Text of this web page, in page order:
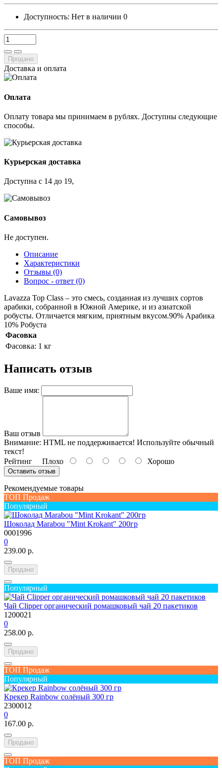
Доступность: Нет в наличии 0
Продано
Доставка и оплата
Оплата
Оплату товара мы принимаем в рублях. Доступны следующие
способы.
Курьерская доставка
Доступна с 14 до 19,
Самовывоз
Не доступен.
Описание
Характеристики
Отзывы (0)
Вопрос - ответ (0)
Lavazza Top Class – это смесь, созданная из лучших сортов
арабики, собранной в Южной Америке, и из азиатской
робусты. Отличается мягким, приятным вкусом.90% Арабика
10% Робуста
Фасовка
Фасовка: 1 кг
Написать отзыв
Ваше имя:
Ваш отзыв
Внимание: HTML не поддерживается! Используйте обычный
текст!
Рейтинг Плохо Хорошо
Оставить отзыв
Рекомендуемые товары
ТОП Продаж
Популярный
Шоколад Marabou "Mint Krokant" 200гр
0001996
0
239.00 р.
Продано
Популярный
Чай Clipper органический ромашковый чай 20 пакетиков
1200021
0
258.00 р.
Продано
ТОП Продаж
Популярный
Крекер Rainbow солёный 300 гр
2300012
0
167.00 р.
Продано
ТОП Продаж